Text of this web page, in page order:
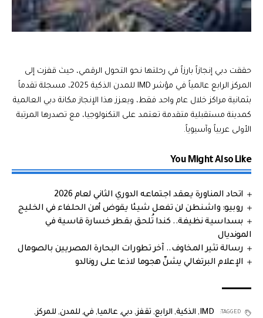
حققت دبي إنجازاً بارزاً في رحلتها نحو التحول الرقمي، حيث قفزت إلى
المركز الرابع عالمياً في مؤشر IMD للمدن الذكية 2025، مسجلة تقدماً
بثمانية مراكز خلال عام واحد فقط، ويعزز هذا الإنجاز مكانة دبي العالمية
كمدينة مستقبلية متقدمة تعتمد على التكنولوجيا، مع تصدرها المرتبة
الأولى عربياً وآسيوياً.
You Might Also Like
اتحاد المناورة يعقد اجتماعه الدوري الثاني لعام 2026
روبيو: واشنطن لن تفعل شيئا يقوض أمن الحلفاء في الخليج
بسداسية نظيفة.. كندا تُلحق بقطر خسارة قاسية في
المونديال
رسالة تثير المخاوف.. آخر تطورات البحارة المصريين بالصومال
الإعلام البرتغالي يشنّ هجوما لاذعا على رونالدو
TAGGED:
IMD
, الذكية, الرابع, تقفز, دبي, عالميا, في, للمدن, للمركز,